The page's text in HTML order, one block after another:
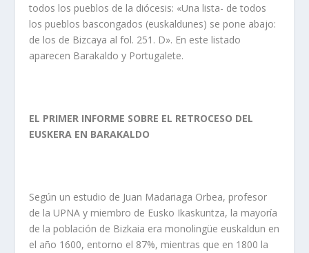
todos los pueblos de la diócesis: «Una lista- de todos
los pueblos bascongados (euskaldunes) se pone abajo:
de los de Bizcaya al fol. 251. D». En este listado
aparecen Barakaldo y Portugalete.
EL PRIMER INFORME SOBRE EL RETROCESO DEL
EUSKERA EN BARAKALDO
Según un estudio de Juan Madariaga Orbea, profesor
de la UPNA y miembro de Eusko Ikaskuntza, la mayoría
de la población de Bizkaia era monolingüe euskaldun en
el año 1600, entorno el 87%, mientras que en 1800 la